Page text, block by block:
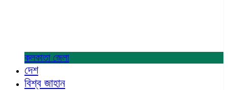
কলকাতা জেলা
দেশ
বিশ্ব জাহান